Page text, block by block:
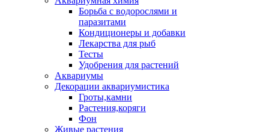
Борьба с водорослями и
паразитами
Кондиционеры и добавки
Лекарства для рыб
Тесты
Удобрения для растений
Аквариумы
Декорации аквариумистика
Гроты,камни
Растения,коряги
Фон
Живые растения